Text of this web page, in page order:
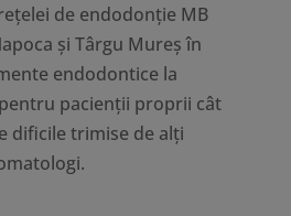
de endodonție MB
și Târgu Mureș în
endodontice la
pacienţii proprii cât
dificile trimise de alţi